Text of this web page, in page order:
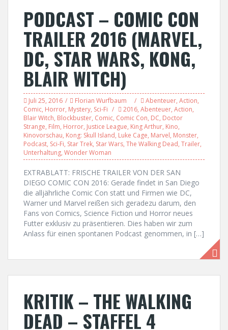
PODCAST – COMIC CON
TRAILER 2016 (MARVEL,
DC, STAR WARS, KONG,
BLAIR WITCH)
Juli 25, 2016 Florian Wurfbaum Abenteuer, Action,
Comic, Horror, Mystery, Sci-Fi 2016, Abenteuer, Action,
Blair Witch, Blockbuster, Comic, Comic Con, DC, Doctor
Strange, Film, Horror, Justice League, King Arthur, Kino,
Kinovorschau, Kong: Skull Island, Luke Cage, Marvel, Monster,
Podcast, Sci-Fi, Star Trek, Star Wars, The Walking Dead, Trailer,
Unterhaltung, Wonder Woman
EXTRABLATT: FRISCHE TRAILER VON DER SAN
DIEGO COMIC CON 2016: Gerade findet in San Diego
die alljährliche Comic Con statt und Firmen wie DC,
Warner und Marvel reißen sich geradezu darum, den
Fans von Comics, Science Fiction und Horror neues
Futter exklusiv zu präsentieren. Dies haben wir zum
Anlass für einen spontanen Podcast genommen, in […]
KRITIK – THE WALKING
DEAD – STAFFEL 4